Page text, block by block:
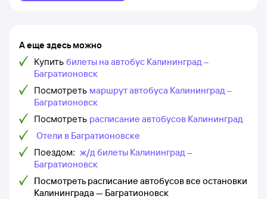
А еще здесь можно
Купить билеты на автобус Калининград –
Багратионовск
Посмотреть маршрут автобуса Калининград –
Багратионовск
Посмотреть расписание автобусов Калининград
Отели в Багратионовске
Поездом: ж/д билеты Калининград –
Багратионовск
Посмотреть расписание автобусов все остановки
Калининграда — Багратионовск